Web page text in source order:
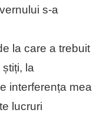
s-a
la care a trebuit
la
interferența mea
lucruri